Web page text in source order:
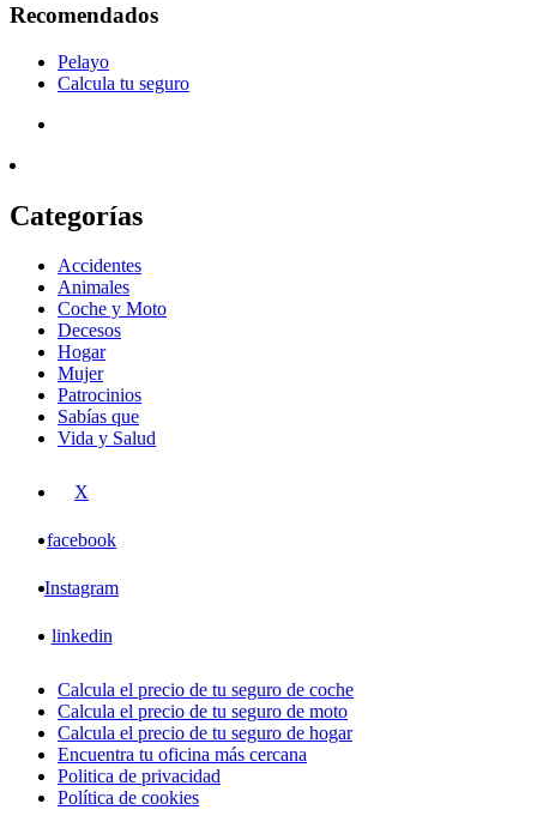
Recomendados
Pelayo
Calcula tu seguro
Categorías
Accidentes
Animales
Coche y Moto
Decesos
Hogar
Mujer
Patrocinios
Sabías que
Vida y Salud
X
facebook
Instagram
linkedin
Calcula el precio de tu seguro de coche
Calcula el precio de tu seguro de moto
Calcula el precio de tu seguro de hogar
Encuentra tu oficina más cercana
Politica de privacidad
Política de cookies